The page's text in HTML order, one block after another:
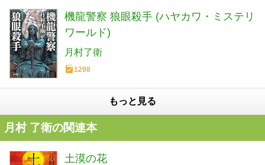
機龍警察 狼眼殺手 (ハヤカワ・ミステリ
ワールド)
月村了衛
1298
もっと見る
月村 了衛の関連本
土漠の花